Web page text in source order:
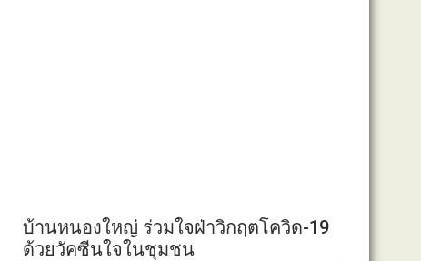
บ้านหนองใหญ่ ร่วมใจฝ่าวิกฤตโควิด-19
ด้วยวัคซีนใจในชุมชน